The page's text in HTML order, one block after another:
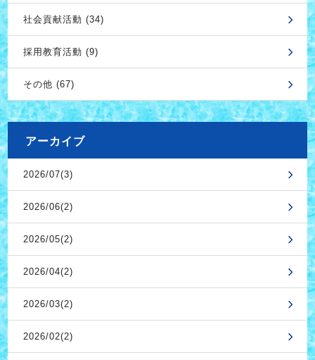
社会貢献活動 (34)
採用教育活動 (9)
その他 (67)
アーカイブ
2026/07(3)
2026/06(2)
2026/05(2)
2026/04(2)
2026/03(2)
2026/02(2)